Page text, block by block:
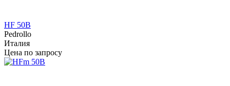
HF 50B
Pedrollo
Италия
Цена по запросу